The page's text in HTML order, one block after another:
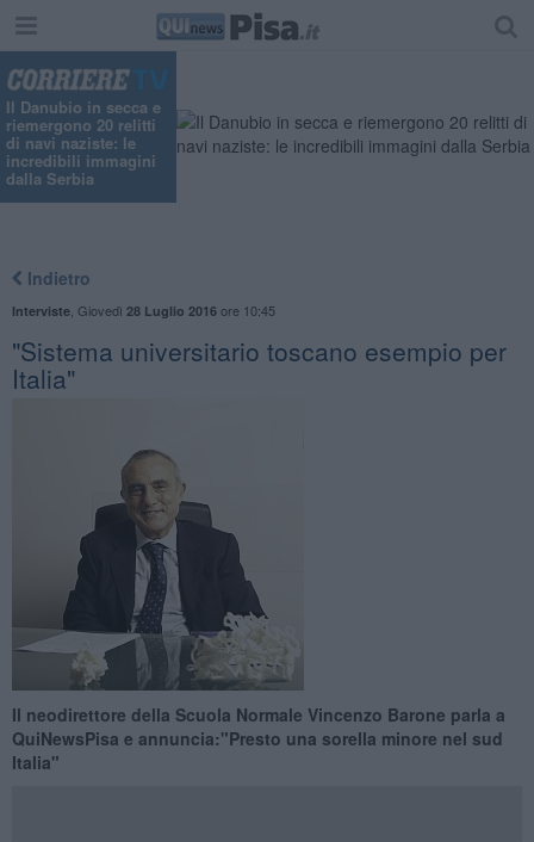
Il Danubio in secca e
riemergono 20 relitti
di navi naziste: le
incredibili immagini
dalla Serbia
Indietro
Interviste, Giovedì 28 Luglio 2016ore 10:45
"Sistema universitario toscano esempio per
Italia"
Il neodirettore della Scuola Normale Vincenzo Barone parla a
QuiNewsPisa e annuncia:"Presto una sorella minore nel sud
Italia"